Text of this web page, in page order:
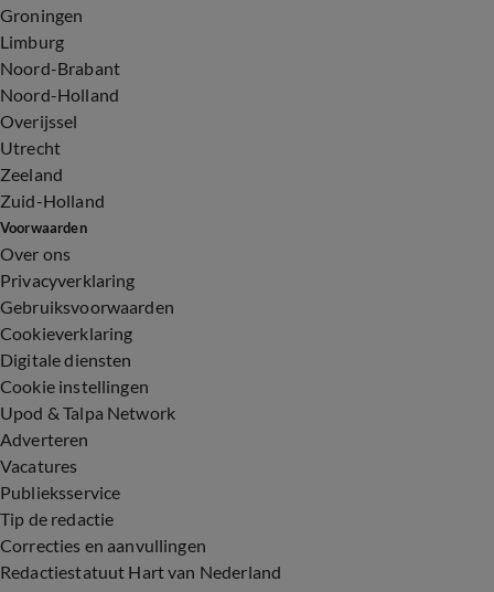
Groningen
Limburg
Noord-Brabant
Noord-Holland
Overijssel
Utrecht
Zeeland
Zuid-Holland
Voorwaarden
Over ons
Privacyverklaring
Gebruiksvoorwaarden
Cookieverklaring
Digitale diensten
Cookie instellingen
Upod & Talpa Network
Adverteren
Vacatures
Publieksservice
Tip de redactie
Correcties en aanvullingen
Redactiestatuut Hart van Nederland